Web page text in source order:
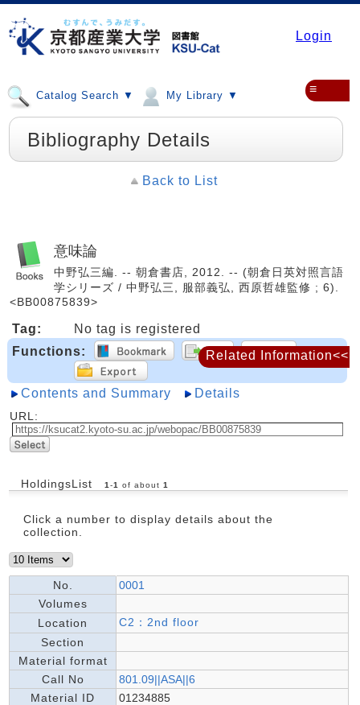
Login
Catalog Search ▼ My Library ▼ ≡
Bibliography Details
Back to List
意味論
中野弘三編. -- 朝倉書店, 2012. -- (朝倉日英対照言語
学シリーズ / 中野弘三, 服部義弘, 西原哲雄監修 ; 6).
<BB00875839>
Tag:
No tag is registered
Functions:
Contents and Summary Details
URL:
HoldingsList 1 -1 of about 1
Click a number to display details about the
collection.
No.
0001
Volumes
Location
C2：2nd floor
Section
Material format
Call No
801.09||ASA||6
Material ID
01234885
Related Information<<